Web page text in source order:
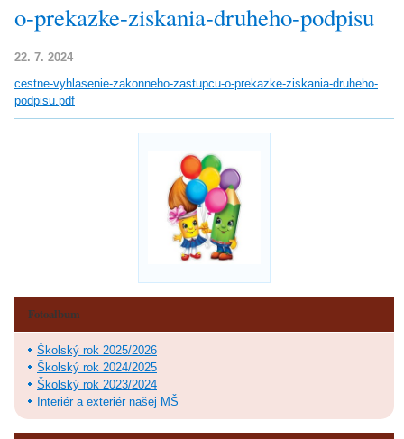
o-prekazke-ziskania-druheho-podpisu
22. 7. 2024
cestne-vyhlasenie-zakonneho-zastupcu-o-prekazke-ziskania-druheho-
podpisu.pdf
Fotoalbum
Školský rok 2025/2026
Školský rok 2024/2025
Školský rok 2023/2024
Interiér a exteriér našej MŠ